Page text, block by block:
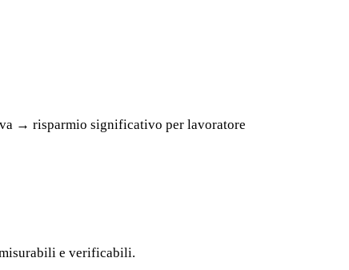
→ risparmio significativo per lavoratore
e verificabili.